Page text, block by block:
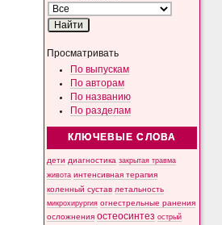
Просматривать
По выпускам
По авторам
По названию
По разделам
КЛЮЧЕВЫЕ СЛОВА
дети диагностика закрытая травма
живота интенсивная терапия
коленный сустав летальность
микрохирургия огнестрельные ранения
осложнения остеосинтез острый